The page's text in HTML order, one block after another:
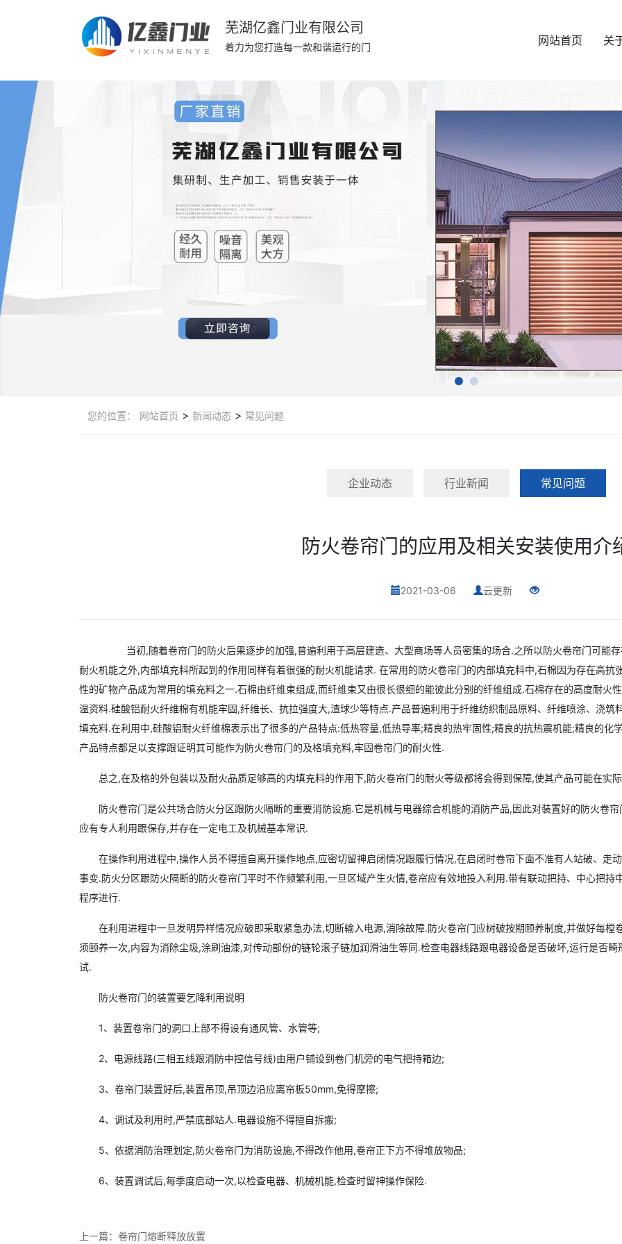
芜湖亿鑫门业有限公司
着力为您打造每一款和谐运行的门 网站首页 关
您的位置： 网站首页 > 新闻动态 > 常见问题
企业动态 行业新闻 常见问题
防火卷帘门的应用及相关安装使用介
2021-03-06 云更新
当初,随着卷帘门的防火后果逐步的加强,普遍利用于高层建造、大型商场等人员密集的场合.之所以防火卷帘门可能存
耐火机能之外,内部填充料所起到的作用同样有着很强的耐火机能请求. 在常用的防火卷帘门的内部填充料中,石棉因为存在高
性的矿物产品成为常用的填充料之一.石棉由纤维束组成,而纤维束又由很长很细的能彼此分别的纤维组成.石棉存在的高度耐火
温资料.硅酸铝耐火纤维棉有机能牢固,纤维长、抗拉强度大,渣球少等特点.产品普遍利用于纤维纺织制品原料、纤维喷涂、浇
填充料.在利用中,硅酸铝耐火纤维棉表示出了很多的产品特点:低热容量,低热导率;精良的热牢固性;精良的抗热震机能;精良的化
产品特点都足以支撑跟证明其可能作为防火卷帘门的及格填充料,牢固卷帘门的耐火性.
总之,在及格的外包装以及耐火品质足够高的内填充料的作用下,防火卷帘门的耐火等级都将会得到保障,使其产品可能在实
防火卷帘门是公共场合防火分区跟防火隔断的重要消防设施.它是机械与电器综合机能的消防产品,因此对装置好的防火卷
应有专人利用跟保存,并存在一定电工及机械基本常识.
在操作利用进程中,操作人员不得擅自离开操作地点,应密切留神启闭情况跟履行情况,在启闭时卷帘下面不准有人站破、走
事变.防火分区跟防火隔断的防火卷帘门平时不作频繁利用,一旦区域产生火情,卷帘应有效地投入利用.带有联动把持、中心把
程序进行.
在利用进程中一旦发明异样情况应破即采取紧急办法,切断输入电源,消除故障.防火卷帘门应树破按期颐养制度,并做好每
须颐养一次,内容为消除尘圾,涂刷油漆,对传动部份的链轮滚子链加润滑油生等同.检查电器线路跟电器设备是否破坏,运行是否
试.
防火卷帘门的装置要乞降利用说明
1、装置卷帘门的洞口上部不得设有通风管、水管等;
2、电源线路(三相五线跟消防中控信号线)由用户铺设到卷门机旁的电气把持箱边;
3、卷帘门装置好后,装置吊顶,吊顶边沿应离帘板50mm,免得摩擦;
4、调试及利用时,严禁底部站人.电器设施不得擅自拆搬;
5、依据消防治理划定,防火卷帘门为消防设施,不得改作他用,卷帘正下方不得堆放物品;
6、装置调试后,每季度启动一次,以检查电器、机械机能,检查时留神操作保险.
上一篇： 卷帘门熔断释放放置